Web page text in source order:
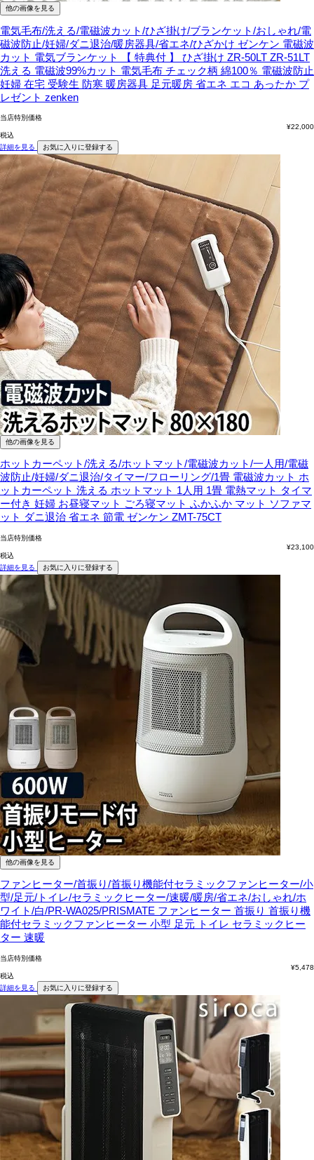
他の画像を見る
電気毛布/洗える/電磁波カット/ひざ掛け/ブランケット/おしゃれ/電
磁波防止/妊婦/ダニ退治/暖房器具/省エネ/ひざかけ ゼンケン 電磁波
カット 電気ブランケット 【 特典付 】 ひざ掛け ZR-50LT ZR-51LT
洗える 電磁波99%カット 電気毛布 チェック柄 綿100％ 電磁波防止
妊婦 在宅 受験生 防寒 暖房器具 足元暖房 省エネ エコ あったか プ
レゼント zenken
当店特別価格
¥22,000
税込
詳細を見る
お気に入りに登録する
他の画像を見る
ホットカーペット/洗える/ホットマット/電磁波カット/一人用/電磁
波防止/妊婦/ダニ退治/タイマー/フローリング/1畳 電磁波カット ホ
ットカーペット 洗える ホットマット 1人用 1畳 電熱マット タイマ
ー付き 妊婦 お昼寝マット ごろ寝マット ふかふか マット ソファマ
ット ダニ退治 省エネ 節電 ゼンケン ZMT-75CT
当店特別価格
¥23,100
税込
詳細を見る
お気に入りに登録する
他の画像を見る
ファンヒーター/首振り/首振り機能付セラミックファンヒーター/小
型/足元/トイレ/セラミックヒーター/速暖/暖房/省エネ/おしゃれ/ホ
ワイト/白/PR-WA025/PRISMATE ファンヒーター 首振り 首振り機
能付セラミックファンヒーター 小型 足元 トイレ セラミックヒー
ター 速暖
当店特別価格
¥5,478
税込
詳細を見る
お気に入りに登録する